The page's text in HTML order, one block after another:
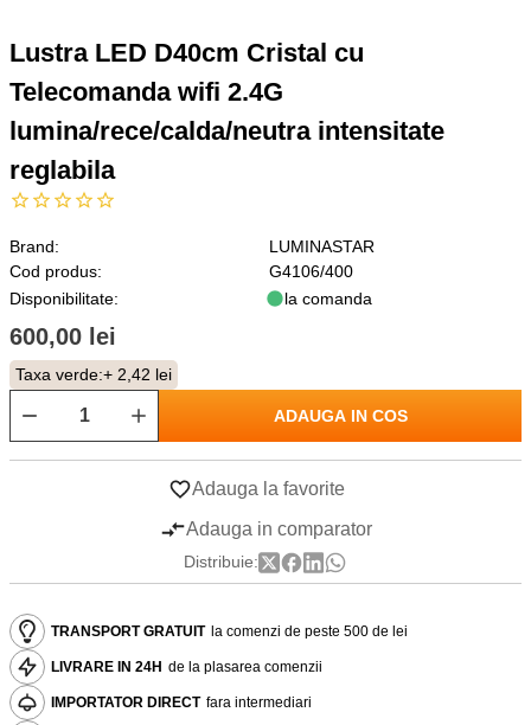
Lustra LED D40cm Cristal cu
Telecomanda wifi 2.4G
lumina/rece/calda/neutra intensitate
reglabila
Brand:
LUMINASTAR
Cod produs:
G4106/400
Disponibilitate:
la comanda
600,00 lei
Taxa verde:+ 2,42 lei
ADAUGA IN COS
Adauga la favorite
Adauga in comparator
Distribuie:
TRANSPORT GRATUIT la comenzi de peste 500 de lei
LIVRARE IN 24H de la plasarea comenzii
IMPORTATOR DIRECT fara intermediari